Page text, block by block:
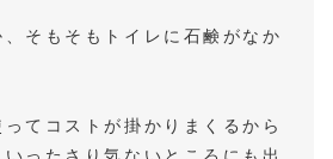
そもそもトイレに石鹸がなか
てコストが掛かりまくるから
ったさり気ないところにも出